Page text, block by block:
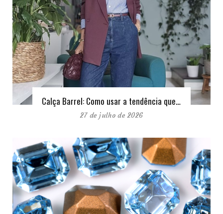
Calça Barrel: Como usar a tendência que…
27 de julho de 2026